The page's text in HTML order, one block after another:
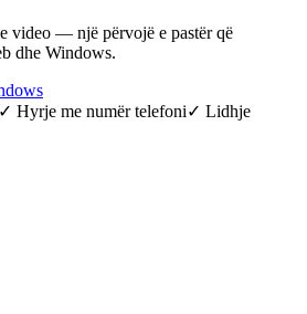
video — një përvojë e pastër që
dhe Windows.
Hyrje me numër telefoni✓ Lidhje